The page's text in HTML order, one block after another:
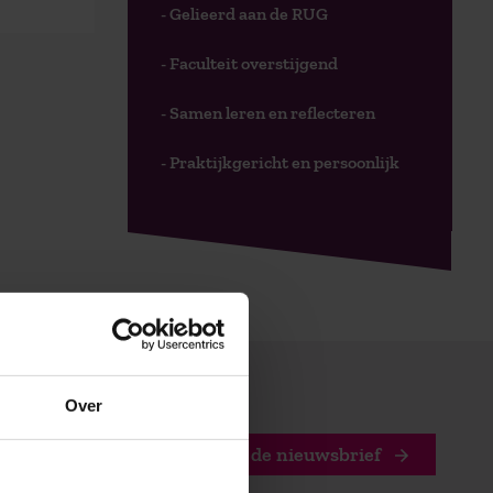
Over
- Gelieerd aan de RUG
- Faculteit overstijgend
- Samen leren en reflecteren
- Praktijkgericht en persoonlijk
Stuur mij de nieuwsbrief